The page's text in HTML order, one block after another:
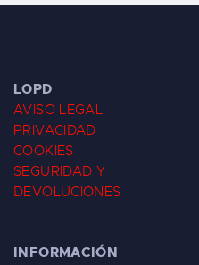
LOPD
AVISO LEGAL
PRIVACIDAD
COOKIES
SEGURIDAD Y
DEVOLUCIONES
INFORMACIÓN